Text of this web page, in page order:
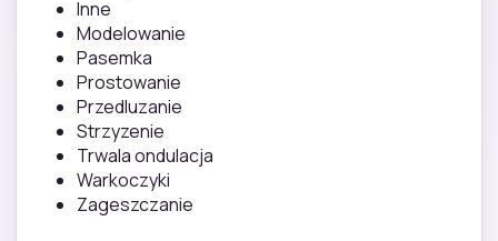
Inne
Modelowanie
Pasemka
Prostowanie
Przedluzanie
Strzyzenie
Trwala ondulacja
Warkoczyki
Zageszczanie